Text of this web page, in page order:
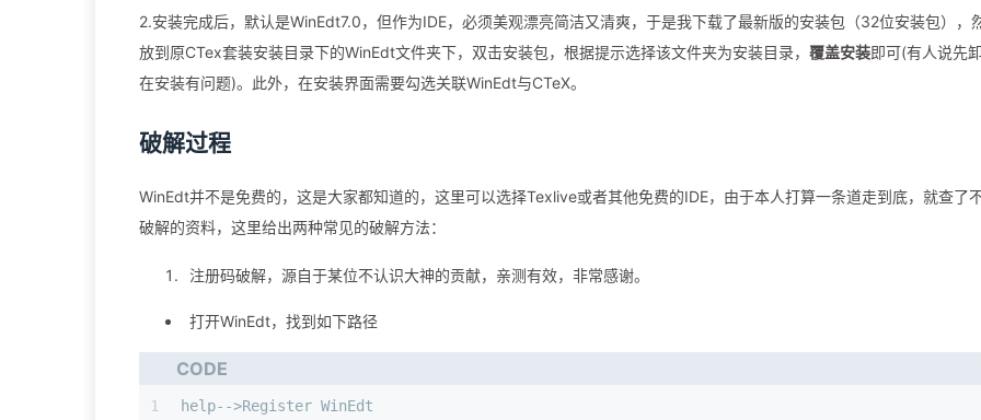
2.安装完成后，默认是WinEdt7.0，但作为IDE，必须美观漂亮简洁又清爽，于是我下载了最新版的安装包（32位安装包），
放到原CTex套装安装目录下的WinEdt文件夹下，双击安装包，根据提示选择该文件夹为安装目录， 覆盖安装即可(有人说先
在安装有问题)。此外，在安装界面需要勾选关联WinEdt与CTeX。
破解过程
WinEdt并不是免费的，这是大家都知道的，这里可以选择Texlive或者其他免费的IDE，由于本人打算一条道走到底，就查了
破解的资料，这里给出两种常见的破解方法：
注册码破解，源自于某位不认识大神的贡献，亲测有效，非常感谢。
打开WinEdt，找到如下路径
CODE
1
help-->Register WinEdt